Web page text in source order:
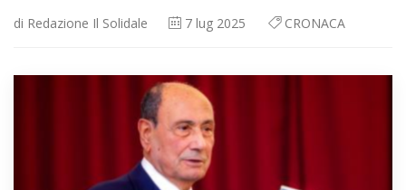
di Redazione Il Solidale 7 lug 2025 CRONACA